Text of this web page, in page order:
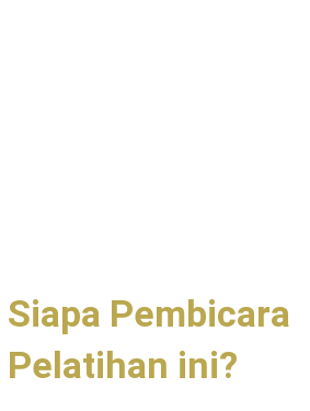
Siapa Pembicara
Pelatihan ini?